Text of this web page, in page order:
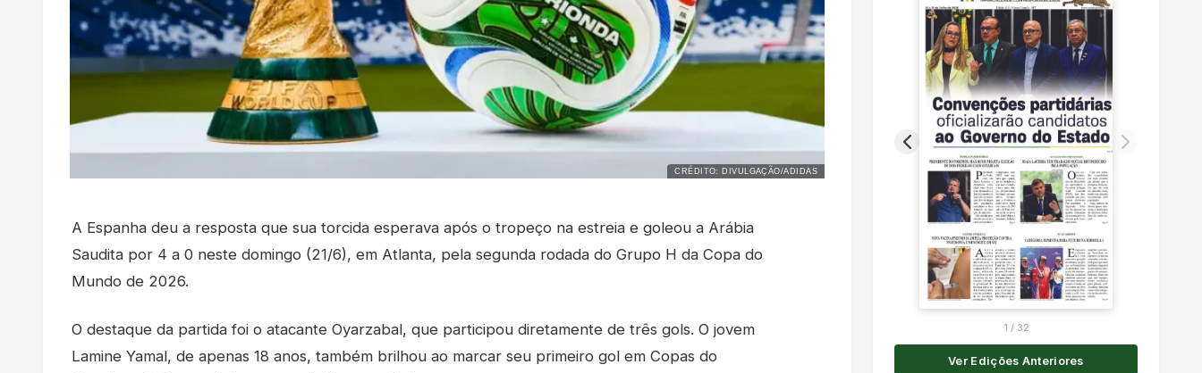
CRÉDITO: DIVULGAÇÃO/ADIDAS
A Espanha deu a resposta que sua torcida esperava após o tropeço na estreia e goleou a Arábia
Saudita por 4 a 0 neste domingo (21/6), em Atlanta, pela segunda rodada do Grupo H da Copa do
Mundo de 2026.
O destaque da partida foi o atacante Oyarzabal, que participou diretamente de três gols. O jovem
Lamine Yamal, de apenas 18 anos, também brilhou ao marcar seu primeiro gol em Copas do
1 / 32
Ver Edições Anteriores